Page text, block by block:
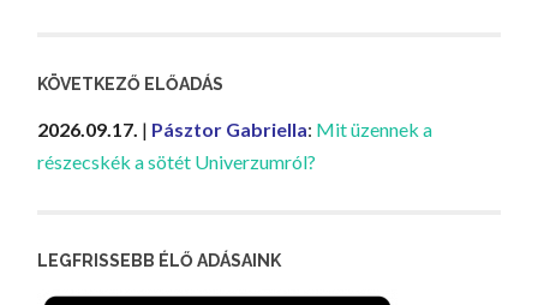
KÖVETKEZŐ ELŐADÁS
2026.09.17. | Pásztor Gabriella: Mit üzennek a
részecskék a sötét Univerzumról?
LEGFRISSEBB ÉLŐ ADÁSAINK